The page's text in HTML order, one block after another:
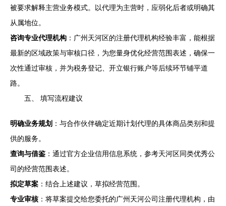
被要求解释主营业务模式。以代理为主营时，应弱化后者或明确其
从属地位。
咨询专业代理机构 ：广州天河区的注册代理机构经验丰富，能根据
最新的区域政策与审核口径，为您量身优化经营范围表述，确保一
次性通过审核，并为税务登记、开立银行账户等后续环节铺平道
路。
五、 填写流程建议
明确业务规划 ：与合作伙伴确定近期计划代理的具体商品类别和提
供的服务。
查询与借鉴 ：通过官方企业信用信息系统，参考天河区同类优秀公
司的经营范围表述。
拟定草案 ：结合上述建议，草拟经营范围。
专业审核 ：将草案提交给您委托的广州天河公司注册代理机构，由